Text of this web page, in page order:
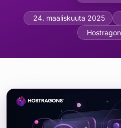
Yksityiskohdat
24. maaliskuuta 2025